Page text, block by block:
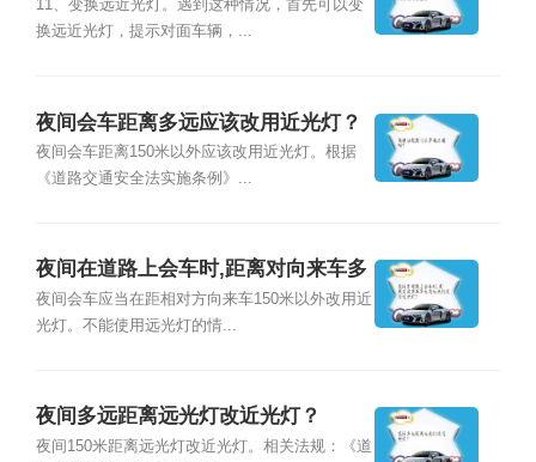
么办
11、变换远近光灯。遇到这种情况，首先可以变
换远近光灯，提示对面车辆，...
夜间会车距离多远应该改用近光灯？
夜间会车距离150米以外应该改用近光灯。根据
《道路交通安全法实施条例》...
夜间在道路上会车时,距离对向来车多
远将远光灯改用近光灯?
夜间会车应当在距相对方向来车150米以外改用近
光灯。不能使用远光灯的情...
夜间多远距离远光灯改近光灯？
夜间150米距离远光灯改近光灯。相关法规：《道